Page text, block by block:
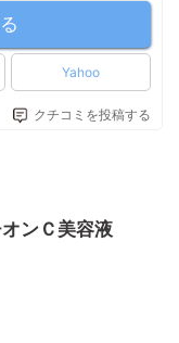
Yahoo
クチコミを投稿する
ンＣ美容液